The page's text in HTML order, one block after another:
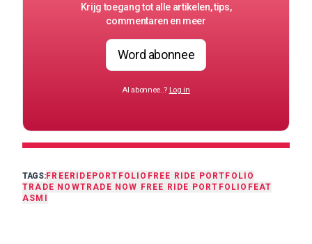
Krijg toegang tot alle artikelen, tips,
commentaren en meer
Word abonnee
Al abonnee..? Log in
TAGS:FREERIDEPORTFOLIO FREE RIDE PORTFOLIO
TRADE NOWTRADE NOW FREE RIDE PORTFOLIO FEAT
ASMI